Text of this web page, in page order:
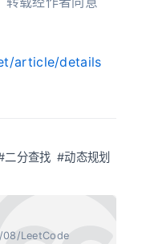
article/details
二分查找 #动态规划
LeetCode